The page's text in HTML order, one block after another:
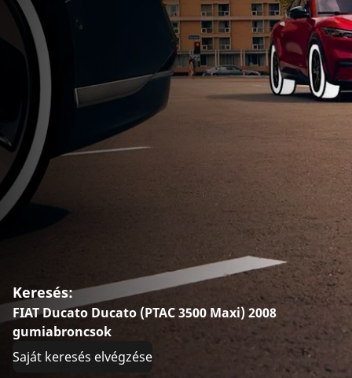
Keresés:
FIAT Ducato Ducato (PTAC 3500 Maxi) 2008
gumiabroncsok
Saját keresés elvégzése